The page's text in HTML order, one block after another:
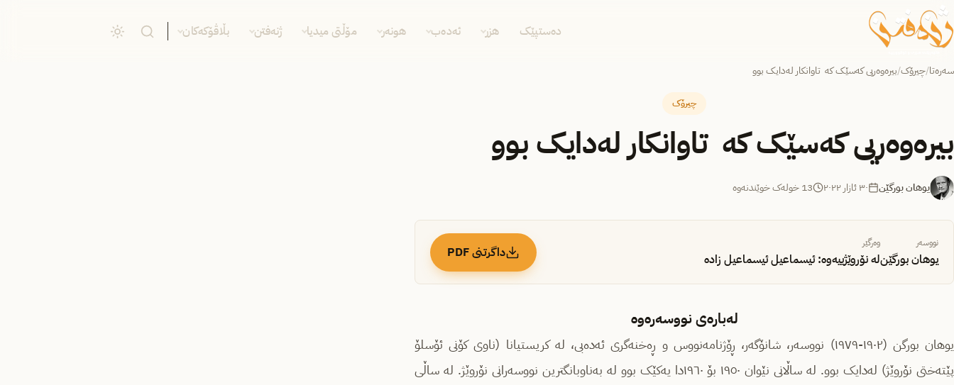
دەستپێک هزر ئەدەب هونەر مۆڵتی میدیا ژنەفتن بڵاڤۆکەکان
سەرەتا/چیرۆک/بیرەوەریی کەسێک کە تاوانکار لەدایک بوو
چیرۆک
بیرەوەریی کەسێک کە تاوانکار لەدایک بوو
یوهان بورگێن ٣٠ ئازار ٢٠٢٢ 13 خولەک خوێندنەوە
نووسەر
یوهان بورگێن
وەرگێر
لە نۆروێژییەوە: ئیسماعیل ئیسماعیل زادە داگرتنی PDF
لەبارەینووسەرەوە
یوهان بورگن (١٩٠٢-١٩٧٩) نووسەر، شانۆگەر، ڕۆژنامەنووس و ڕەخنەگری ئەدەبی، لە کریستیانا (ناوی کۆنی ئۆسلۆ
پێتەختی نۆروێژ) لەدایک بوو. لە ساڵانی نێوان ١٩٥٠ بۆ ١٩٦٠دا یەکێک بوو لە بەناوبانگترین نووسەرانی نۆروێژ. لە ساڵی